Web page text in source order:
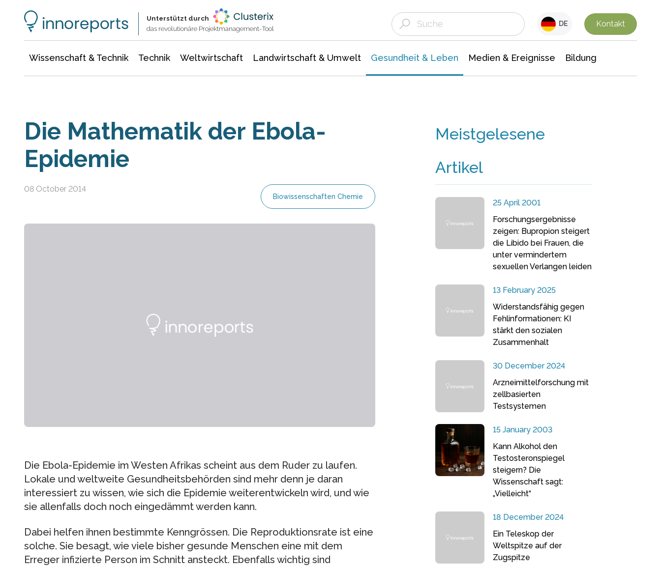
Unterstützt durch
das revolutionäre Projektmanagement-Tool
DE Kontakt
Wissenschaft & Technik Technik Weltwirtschaft Landwirtschaft & Umwelt Gesundheit & Leben Medien & Ereignisse Bildung
Die Mathematik der Ebola-
Epidemie
08 October 2014
Biowissenschaften Chemie
Die Ebola-Epidemie im Westen Afrikas scheint aus dem Ruder zu laufen.
Lokale und weltweite Gesundheitsbehörden sind mehr denn je daran
interessiert zu wissen, wie sich die Epidemie weiterentwickeln wird, und wie
sie allenfalls doch noch eingedämmt werden kann.
Dabei helfen ihnen bestimmte Kenngrössen. Die Reproduktionsrate ist eine
solche. Sie besagt, wie viele bisher gesunde Menschen eine mit dem
Erreger infizierte Person im Schnitt ansteckt. Ebenfalls wichtig sind
Meistgelesene
Artikel
25 April 2001
Forschungsergebnisse
zeigen: Bupropion steigert
die Libido bei Frauen, die
unter vermindertem
sexuellen Verlangen leiden
13 February 2025
Widerstandsfähig gegen
Fehlinformationen: KI
stärkt den sozialen
Zusammenhalt
30 December 2024
Arzneimittelforschung mit
zellbasierten
Testsystemen
15 January 2003
Kann Alkohol den
Testosteronspiegel
steigern? Die
Wissenschaft sagt:
„Vielleicht“
18 December 2024
Ein Teleskop der
Weltspitze auf der
Zugspitze